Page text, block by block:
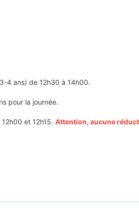
4 ans) de 12h30 à 14h00.
pour la journée.
et 12h15.Attention, aucune